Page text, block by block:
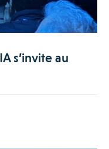
s’invite au